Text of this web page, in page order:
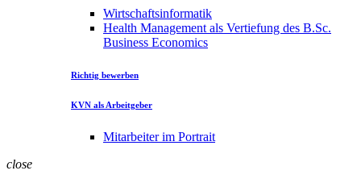
Wirtschaftsinformatik
Health Management als Vertiefung des B.Sc.
Business Economics
Richtig bewerben
KVN als Arbeitgeber
Mitarbeiter im Portrait
close